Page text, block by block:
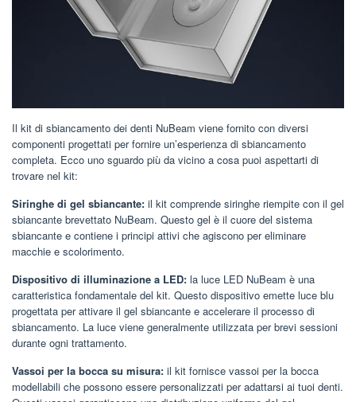
Il kit di sbiancamento dei denti NuBeam viene fornito con diversi
componenti progettati per fornire un’esperienza di sbiancamento
completa. Ecco uno sguardo più da vicino a cosa puoi aspettarti di
trovare nel kit:
Siringhe di gel sbiancante: il kit comprende siringhe riempite con il gel
sbiancante brevettato NuBeam. Questo gel è il cuore del sistema
sbiancante e contiene i principi attivi che agiscono per eliminare
macchie e scolorimento.
Dispositivo di illuminazione a LED: la luce LED NuBeam è una
caratteristica fondamentale del kit. Questo dispositivo emette luce blu
progettata per attivare il gel sbiancante e accelerare il processo di
sbiancamento. La luce viene generalmente utilizzata per brevi sessioni
durante ogni trattamento.
Vassoi per la bocca su misura: il kit fornisce vassoi per la bocca
modellabili che possono essere personalizzati per adattarsi ai tuoi denti.